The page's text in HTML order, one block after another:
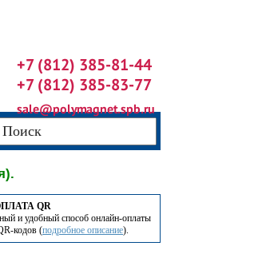
+7 (812) 385-81-44
+7 (812) 385-83-77
sale@polymagnet.spb.ru
QR
и удобный способ онлайн-оплаты
кодов (подробное описание).